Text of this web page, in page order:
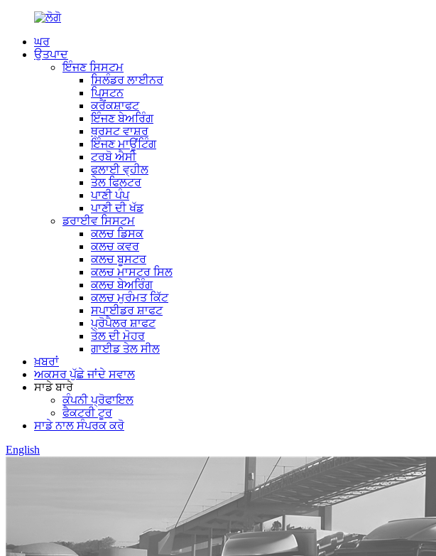
ਘਰ
ਉਤਪਾਦ
ਇੰਜਣ ਸਿਸਟਮ
ਸਿਲੰਡਰ ਲਾਈਨਰ
ਪਿਸਟਨ
ਕਰੈਂਕਸ਼ਾਫਟ
ਇੰਜਣ ਬੇਅਰਿੰਗ
ਥ੍ਰਸਟ ਵਾਸ਼ਰ
ਇੰਜਣ ਮਾਊਂਟਿੰਗ
ਟਰਬੋ ਐਸੀ
ਫਲਾਈ ਵ੍ਹੀਲ
ਤੇਲ ਫਿਲਟਰ
ਪਾਣੀ ਪੰਪ
ਪਾਣੀ ਦੀ ਖੱਡ
ਡਰਾਈਵ ਸਿਸਟਮ
ਕਲਚ ਡਿਸਕ
ਕਲਚ ਕਵਰ
ਕਲਚ ਬੂਸਟਰ
ਕਲਚ ਮਾਸਟਰ ਸਿਲ
ਕਲਚ ਬੇਅਰਿੰਗ
ਕਲਚ ਮੁਰੰਮਤ ਕਿੱਟ
ਸਪਾਈਡਰ ਸ਼ਾਫਟ
ਪ੍ਰੋਪੈਲਰ ਸ਼ਾਫਟ
ਤੇਲ ਦੀ ਮੋਹਰ
ਗਾਈਡ ਤੇਲ ਸੀਲ
ਖ਼ਬਰਾਂ
ਅਕਸਰ ਪੁੱਛੇ ਜਾਂਦੇ ਸਵਾਲ
ਸਾਡੇ ਬਾਰੇ
ਕੰਪਨੀ ਪ੍ਰੋਫਾਇਲ
ਫੈਕਟਰੀ ਟੂਰ
ਸਾਡੇ ਨਾਲ ਸੰਪਰਕ ਕਰੋ
English